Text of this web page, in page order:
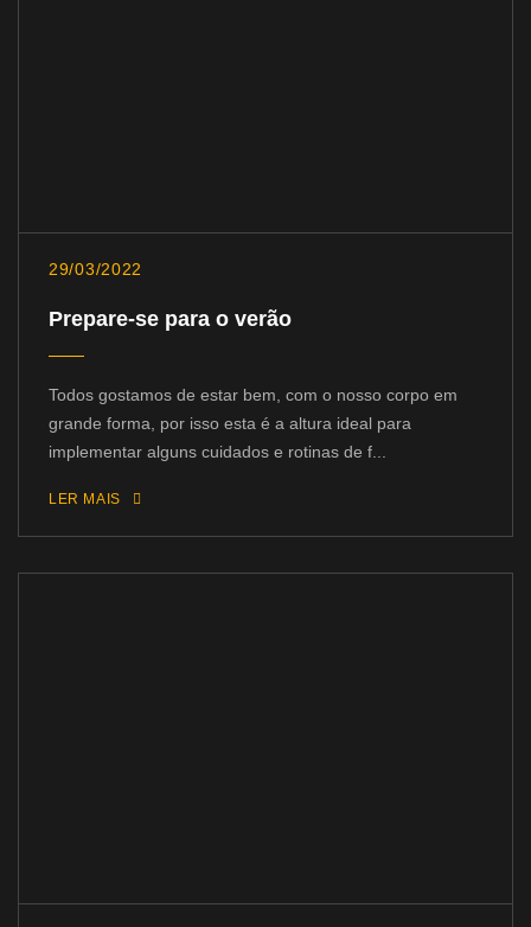
29/03/2022
Prepare-se para o verão
Todos gostamos de estar bem, com o nosso corpo em
grande forma, por isso esta é a altura ideal para
implementar alguns cuidados e rotinas de f...
LER MAIS